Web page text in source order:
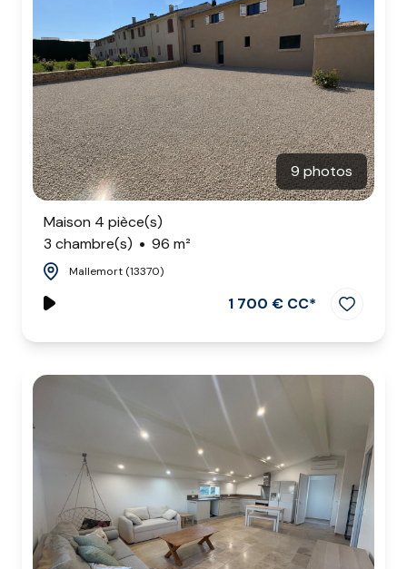
9 photos
Maison 4 pièce(s)
3 chambre(s)
96 m²
Mallemort (13370)
1 700 € CC*